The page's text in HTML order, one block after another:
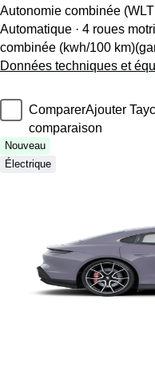
Autonomie combinée
Automatique · 4 roues
combinée (kwh/100
Données techniques et
ComparerAjouter
comparaison
Nouveau
Électrique